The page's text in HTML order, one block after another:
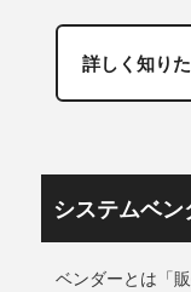
詳しく知り
システムベ
ベンダーとは「